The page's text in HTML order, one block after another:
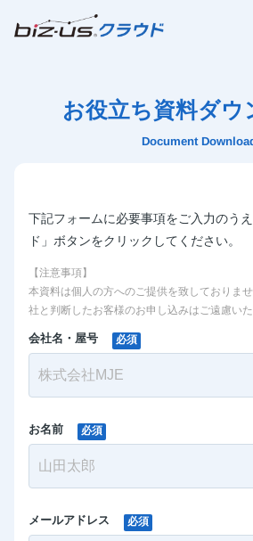
お役立ち資料ダウ
Document
下記フォームに必要事項をご入力のう
ド」ボタンをクリックしてください。
【注意事項】
本資料は個人の方へのご提供を致しておりま
社と判断したお客様のお申し込みはご遠慮いた
会社名・屋号 必須
お名前 必須
メールアドレス 必須